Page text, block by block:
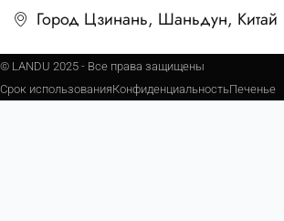
Город Цзинань, Шаньдун, Китай
© LANDU 2025 - Все права защищены
Срок использованияКонфиденциальностьПеченье